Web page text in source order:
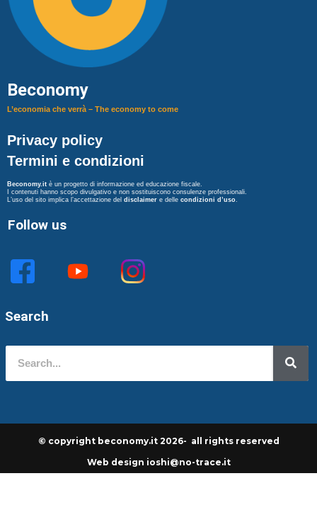
Beconomy
L’economia che verrà – The economy to come
Privacy policy
Termini e condizioni
Beconomy.it è un progetto di informazione ed educazione fiscale.
I contenuti hanno scopo divulgativo e non sostituiscono consulenze professionali.
L’uso del sito implica l’accettazione del disclaimer e delle condizioni d’uso
Follow us
Search
© copyright beconomy.it 2026- all rights reserved
Web design ioshi@no-trace.it